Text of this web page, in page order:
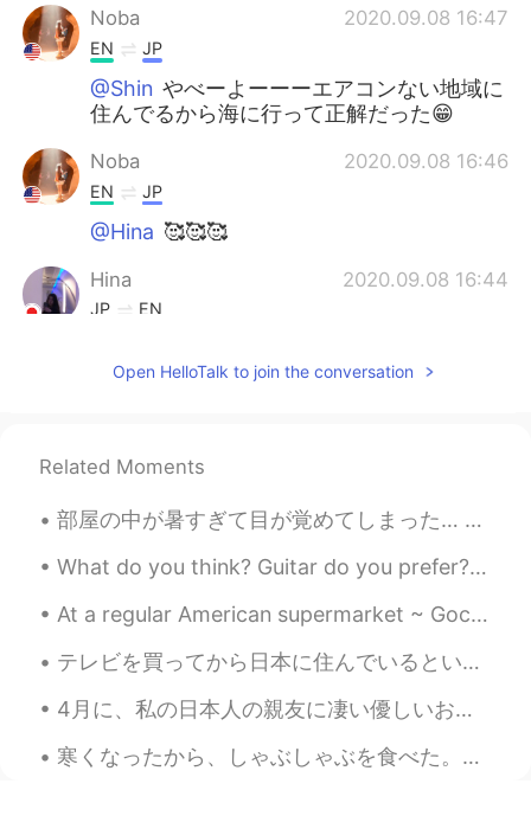
Noba 2020.09.08 16:47
EN JP
@Shin やべーよーーーエアコンない地域に
住んでるから海に行って正解だった😁
Noba 2020.09.08 16:46
EN JP
@Hina 🥰🥰🥰
Hina 2020.09.08 16:44
JP EN
素敵すぎるー！ めちゃくちゃ暑いみたいで
ー！🏖🏖🏖
Open HelloTalk to join the conversation
Related Moments
部屋の中が暑すぎて目が覚めてしまった… 昨日、ハロートークで出会った韓国人と日本人の友達とリンダウとフリードリヒスハーフェンという町に行きました。ボートも借りました。電車に乗った時に日本人の友達...
What do you think? Guitar do you prefer? Cover song= Need you now by Veridiano Artist - Lady Ante...
At a regular American supermarket ~ Gochujang, Pocky, Bulgogi sauce, seaweed snack and Hello Pand...
テレビを買ってから日本に住んでいるという現実がもっと固めてきた。 引っ越してきてからもう2年経ったけど、最近までテレビ持ってなかった。なぜなら、いつもyoutubeやNetflixだけを観るか...
4月に、私の日本人の親友に凄い優しいお誕生日のプレゼントを受け取ってもらった❤️何か見たことあるの？ほとんどの全部を初めて見た！これから駄菓子ばっかり食べちゃってる😂うまい棒は最高〜！めんたい味...
寒くなったから、しゃぶしゃぶを食べた。でも中華風しゃぶしゃぶだった。胡麻たれじゃなくてチリーオイルだった。😊皆はお鍋をたべてるの？ この野菜は何と言う？カナダ見てびっくりした‼️ お腹がパン...